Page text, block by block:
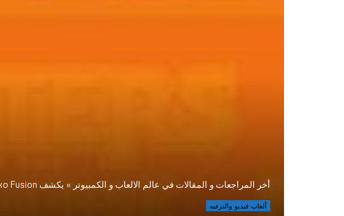
أخر المراجعات و المقالات في عالم الالعاب و الكمبيوتر » يكشف Funko Fusion عن العقل المدبر الشرير Eddy Funko، بصوت Clancy Brown، في عرض القصة في كوميك كون سان دييغو
ألعاب فيديو والترفيه